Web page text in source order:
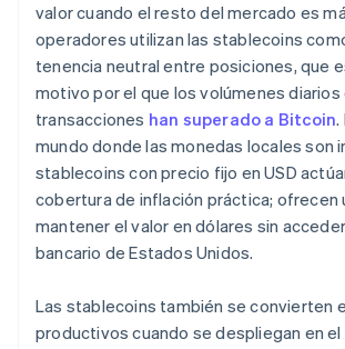
valor cuando el resto del mercado es
operadores utilizan las stablecoins
tenencia neutral entre posiciones, que
motivo por el que los volúmenes diarios
transacciones han superado a Bitcoin.
mundo donde las monedas locales son
stablecoins con precio fijo en USD
cobertura de inflación práctica; ofrecen
mantener el valor en dólares sin
bancario de Estados Unidos.
Las stablecoins también se convierten
productivos cuando se despliegan en